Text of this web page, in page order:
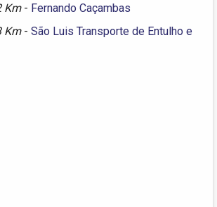
Km - Fernando Caçambas
Km - São Luis Transporte de Entulho e